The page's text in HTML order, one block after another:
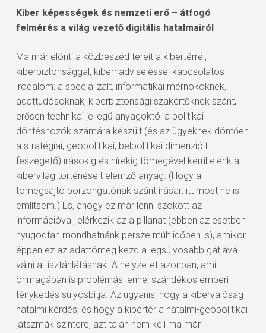
Kiber képességek és nemzeti erő – átfogó
felmérés a világ vezető digitális hatalmairól
Ma már elönti a közbeszéd tereit a kibertérrel,
kiberbiztonsággal, kiberhadviseléssel kapcsolatos
irodalom: a specializált, informatikai mérnököknek,
adattudósoknak, kiberbiztonsági szakértőknek szánt,
erősen technikai jellegű anyagoktól a politikai
döntéshozók számára készült (és az ügyeknek döntően
a stratégiai, geopolitikai, belpolitikai dimenzióit
feszegető) írásokig és hírekig tömegével kerül elénk a
kibervilág történéseit elemző anyag. (Hogy a
tömegsajtó borzongatónak szánt írásait itt most ne is
említsem.) És, ahogy ez már lenni szokott az
információval, elérkezik az a pillanat (ebben az esetben
nyugodtan mondhatnánk persze múlt időben is), amikor
éppen ez az adattömeg kezd a legsúlyosabb gátjává
válni a tisztánlátásnak. A helyzetet azonban, ami
önmagában is problémás lenne, szándékos emberi
ténykedés súlyosbítja. Az ugyanis, hogy a kibervalóság
hatalmi kérdés, és hogy a kibertér a hatalmi-geopolitikai
játszmák színtere, azt talán nem kell ma már